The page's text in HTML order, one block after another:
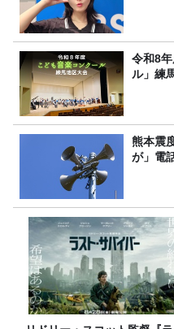
令和8
ル」練
熊本震
が」電